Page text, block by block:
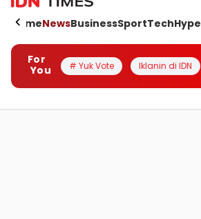
HomeNewsBusinessSportTechHype
For
You
# Yuk Vote Iklanin di IDN